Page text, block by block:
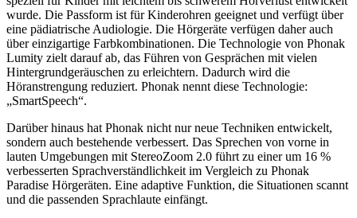
wurde. Die Passform ist für Kinderohren geeignet und verfügt über
eine pädiatrische Audiologie. Die Hörgeräte verfügen daher auch
über einzigartige Farbkombinationen. Die Technologie von Phonak
Lumity zielt darauf ab, das Führen von Gesprächen mit vielen
Hintergrundgeräuschen zu erleichtern. Dadurch wird die
Höranstrengung reduziert. Phonak nennt diese Technologie:
„SmartSpeech“.
Darüber hinaus hat Phonak nicht nur neue Techniken entwickelt,
sondern auch bestehende verbessert. Das Sprechen von vorne in
lauten Umgebungen mit StereoZoom 2.0 führt zu einer um 16 %
verbesserten Sprachverständlichkeit im Vergleich zu Phonak
Paradise Hörgeräten. Eine adaptive Funktion, die Situationen scannt
und die passenden Sprachlaute einfängt.